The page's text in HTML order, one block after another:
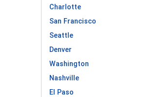
Charlotte
San Francisco
Seattle
Denver
Washington
Nashville
El Paso